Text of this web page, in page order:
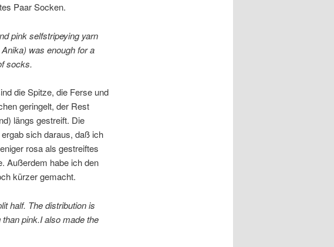
Paar Socken.
pink selfstripeying yarn
was enough for a
socks.
die Spitze, die Ferse und
geringelt, der Rest
längs gestreift. Die
ergab sich daraus, daß ich
rosa als gestreiftes
Außerdem habe ich den
kürzer gemacht.
half. The distribution is
pink.I also made the